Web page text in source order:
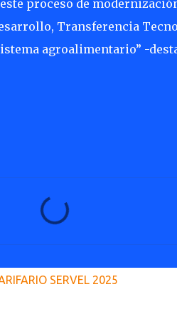
proceso de
Transferencia
agroalimentario” -
SERVEL 2025